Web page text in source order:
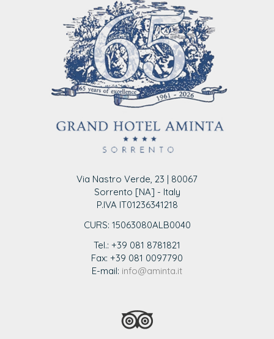
Via Nastro Verde, 23 | 80067
Sorrento [NA] - Italy
P.IVA IT01236341218
CURS: 15063080ALB0040
Tel.: +39 081 8781821
Fax: +39 081 0097790
E-mail: info@aminta.it